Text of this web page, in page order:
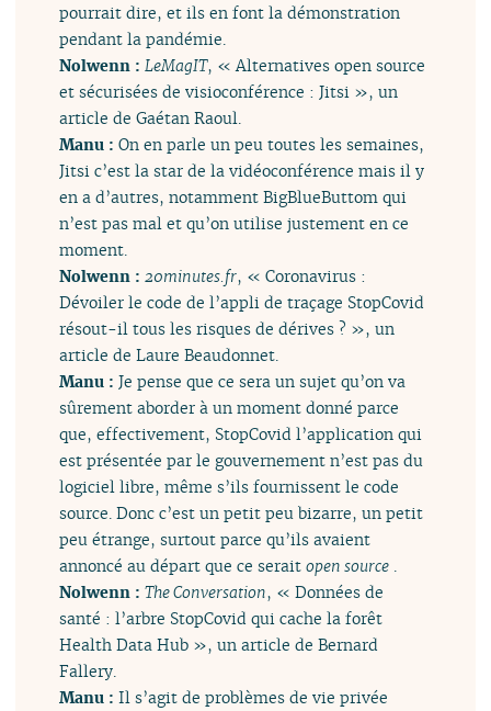
pourrait dire, et ils en font la démonstration
pendant la pandémie.
Nolwenn : LeMagIT, « Alternatives open source
et sécurisées de visioconférence : Jitsi », un
article de Gaétan Raoul.
Manu :On en parle un peu toutes les semaines,
Jitsi c’est la star de la vidéoconférence mais il y
en a d’autres, notamment BigBlueButtom qui
n’est pas mal et qu’on utilise justement en ce
moment.
Nolwenn :20minutes.fr, « Coronavirus :
Dévoiler le code de l’appli de traçage StopCovid
résout-il tous les risques de dérives ? », un
article de Laure Beaudonnet.
Manu :Je pense que ce sera un sujet qu’on va
sûrement aborder à un moment donné parce
que, effectivement, StopCovid l’application qui
est présentée par le gouvernement n’est pas du
logiciel libre, même s’ils fournissent le code
source. Donc c’est un petit peu bizarre, un petit
peu étrange, surtout parce qu’ils avaient
annoncé au départ que ce seraitopen source
Nolwenn :The Conversation, « Données de
santé : l’arbre StopCovid qui cache la forêt
Health Data Hub », un article de Bernard
Fallery.
Manu :Il s’agit de problèmes de vie privée